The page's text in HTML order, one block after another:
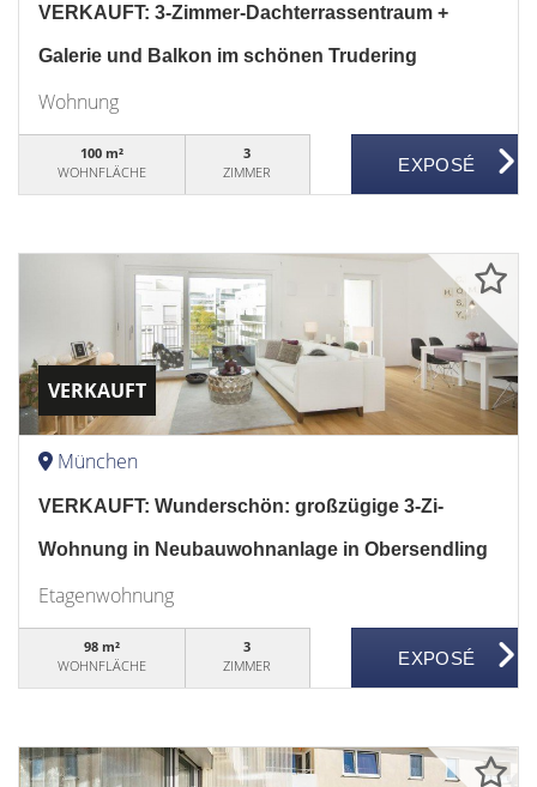
VERKAUFT: 3-Zimmer-Dachterrassentraum +
Galerie und Balkon im schönen Trudering
Wohnung
100 m²
WOHNFLÄCHE
3
ZIMMER
VERKAUFT
München
VERKAUFT: Wunderschön: großzügige 3-Zi-
Wohnung in Neubauwohnanlage in Obersendling
Etagenwohnung
98 m²
WOHNFLÄCHE
3
ZIMMER